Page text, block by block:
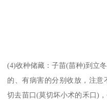
(4)收种储藏：子苗(苗种)到立
的、有病害的分别收放，注
切去苗口(莫切坏小术的禾口)